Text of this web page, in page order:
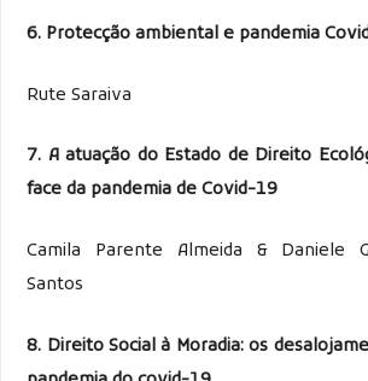
6. Protecção ambiental e pandemia
Rute Saraiva
7. A atuação do Estado de Direito
face da pandemia de Covid-19
Camila Parente Almeida & Daniele
Santos
8. Direito Social à Moradia: os